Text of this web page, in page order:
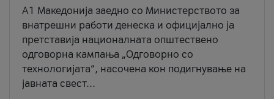
A1 Македонија заедно со Министерството за
внатрешни работи денеска и официјално ја
претставија националната општествено
одговорна кампања „Одговорно со
технологијата“, насочена кон подигнување на
јавната свест...